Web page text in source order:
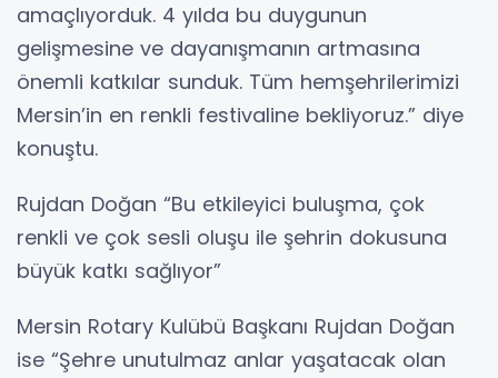
amaçlıyorduk. 4 yılda bu duygunun
gelişmesine ve dayanışmanın artmasına
önemli katkılar sunduk. Tüm hemşehrilerimizi
Mersin’in en renkli festivaline bekliyoruz.” diye
konuştu.
Rujdan Doğan “Bu etkileyici buluşma, çok
renkli ve çok sesli oluşu ile şehrin dokusuna
büyük katkı sağlıyor”
Mersin Rotary Kulübü Başkanı Rujdan Doğan
ise “Şehre unutulmaz anlar yaşatacak olan